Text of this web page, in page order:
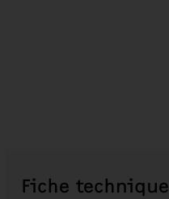
Fiche technique